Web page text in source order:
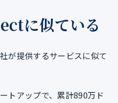
に似ている
が提供するサービスに似て
トアップで、累計890万ド